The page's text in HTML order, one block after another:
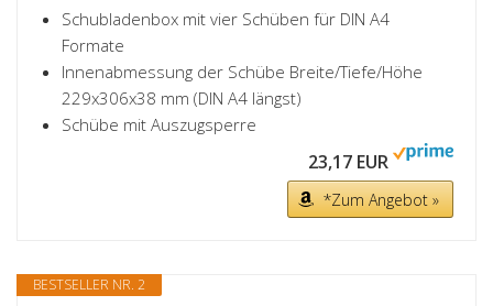
Schubladenbox mit vier Schüben für DIN A4
Formate
Innenabmessung der Schübe Breite/Tiefe/Höhe
229x306x38 mm (DIN A4 längst)
Schübe mit Auszugsperre
23,17 EUR
*Zum Angebot »
BESTSELLER NR. 2